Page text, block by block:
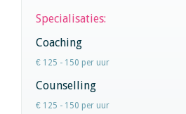
Specialisaties:
Coaching
€ 125 - 150 per uur
Counselling
€ 125 - 150 per uur